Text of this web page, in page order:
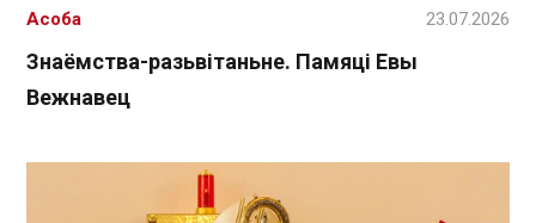
Знаёмства-разьвітаньне. Памяці Евы
Вежнавец
Асоба 23.07.2026